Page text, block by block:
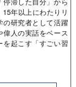
年以上にわたりリ
の研究者として活躍
人の実話をベース
を起こす「すごい習